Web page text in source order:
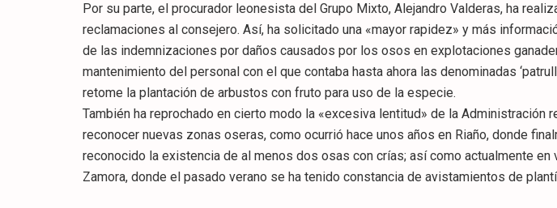
Por su parte, el procurador leonesista del Grupo Mixto, Alejandro Valderas, ha
reclamaciones al consejero. Así, ha solicitado una «mayor rapidez» y más
de las indemnizaciones por daños causados por los osos en explotaciones
mantenimiento del personal con el que contaba hasta ahora las denominadas
retome la plantación de arbustos con fruto para uso de la especie.
También ha reprochado en cierto modo la «excesiva lentitud» de la Administración
reconocer nuevas zonas oseras, como ocurrió hace unos años en Riaño, donde
reconocido la existencia de al menos dos osas con crías; así como actualmente en
Zamora, donde el pasado verano se ha tenido constancia de avistamientos de